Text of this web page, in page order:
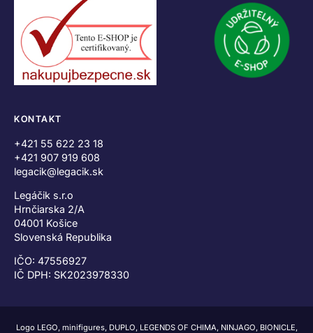
KONTAKT
+421 55 622 23 18
+421 907 919 608
legacik@legacik.sk
Legáčik s.r.o
Hrnčiarska 2/A
04001 Košice
Slovenská Republika
IČO: 47556927
IČ DPH: SK2023978330
Logo LEGO, minifigures, DUPLO, LEGENDS OF CHIMA, NINJAGO, BIONICLE,